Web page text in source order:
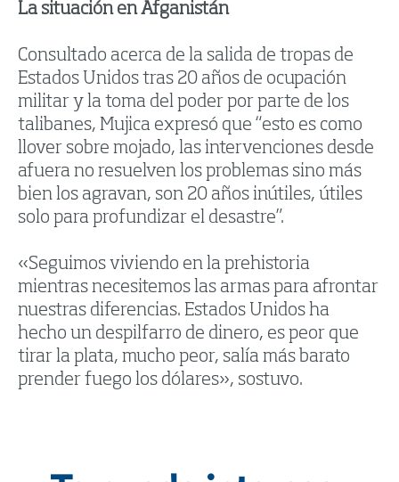
La situación en Afganistán
Consultado acerca de la salida de tropas de
Estados Unidos tras 20 años de ocupación
militar y la toma del poder por parte de los
talibanes, Mujica expresó que “esto es como
llover sobre mojado, las intervenciones desde
afuera no resuelven los problemas sino más
bien los agravan, son 20 años inútiles, útiles
solo para profundizar el desastre”.
«Seguimos viviendo en la prehistoria
mientras necesitemos las armas para afrontar
nuestras diferencias. Estados Unidos ha
hecho un despilfarro de dinero, es peor que
tirar la plata, mucho peor, salía más barato
prender fuego los dólares», sostuvo.